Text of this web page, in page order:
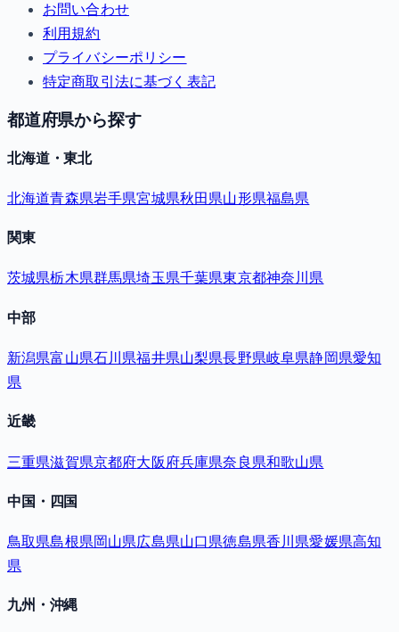
お問い合わせ
利用規約
プライバシーポリシー
特定商取引法に基づく表記
都道府県から探す
北海道・東北
北海道青森県岩手県宮城県秋田県山形県福島県
関東
茨城県栃木県群馬県埼玉県千葉県東京都神奈川県
中部
新潟県富山県石川県福井県山梨県長野県岐阜県静岡県愛知
県
近畿
三重県滋賀県京都府大阪府兵庫県奈良県和歌山県
中国・四国
鳥取県島根県岡山県広島県山口県徳島県香川県愛媛県高知
県
九州・沖縄